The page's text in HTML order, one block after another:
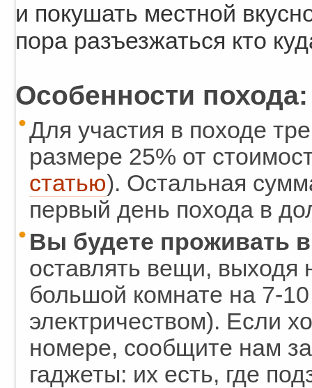
и покушать местной
пора разъезжаться кто
Особенности похода:
Для участия в походе
размере 25% от
статью). Остальная
первый день похода в
Вы будете проживать
оставлять вещи, выходя
большой комнате на 7-
электричеством). Если
номере, сообщите нам
гаджеты: их есть, где